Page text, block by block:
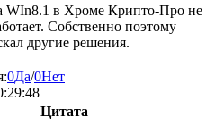
WIn8.1 в Хроме Крипто-Про не
Собственно поэтому
другие решения.
0Да/0Нет
Цитата